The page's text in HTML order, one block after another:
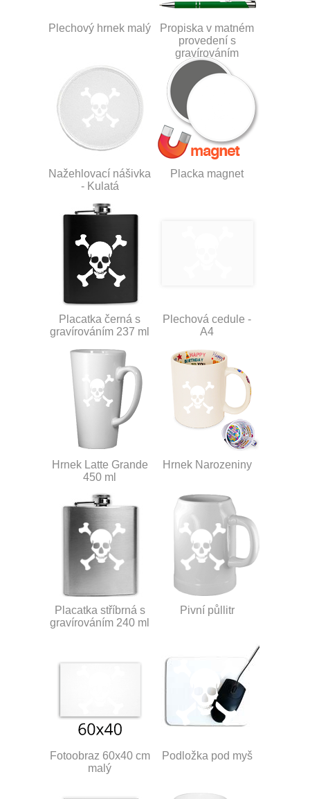
Plechový hrnek malý
Propiska v matném
provedení s
gravírováním
Nažehlovací nášivka
- Kulatá
Placka magnet
Placatka černá s
gravírováním 237 ml
Plechová cedule -
A4
Hrnek Latte Grande
450 ml
Hrnek Narozeniny
Placatka stříbrná s
gravírováním 240 ml
Pivní půllitr
Fotoobraz 60x40 cm
malý
Podložka pod myš